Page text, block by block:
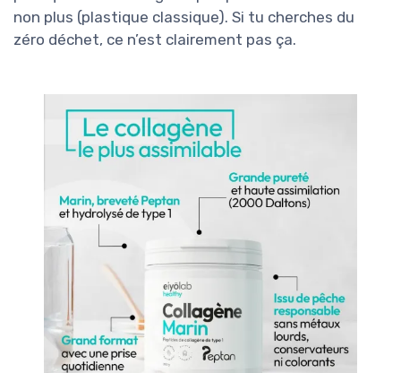
non plus (plastique classique). Si tu cherches du
zéro déchet, ce n’est clairement pas ça.